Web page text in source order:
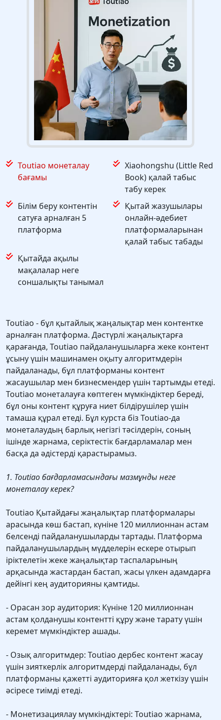
Toutiao монеталау
бағамы
Xiaohongshu (Little Red
Book) қалай табыс
табу керек
Білім беру контентін
сатуға арналған 5
платформа
Қытай жазушылары
онлайн-әдебиет
платформаларынан
қалай табыс табады
Қытайда ақылы
мақалалар неге
соншалықты танымал
Toutiao - бұл қытайлық жаңалықтар мен контентке
арналған платформа. Дәстүрлі жаңалықтарға
қарағанда, Toutiao пайдаланушыларға жеке контент
ұсыну үшін машинамен оқыту алгоритмдерін
пайдаланады, бұл платформаны контент
жасаушылар мен бизнесмендер үшін тартымды етеді.
Toutiao монеталауға көптеген мүмкіндіктер береді,
бұл оны контент құруға ниет білдірушілер үшін
тамаша құрал етеді. Бұл курста біз Toutiao-да
монеталаудың барлық негізгі тәсілдерін, соның
ішінде жарнама, серіктестік бағдарламалар мен
басқа да әдістерді қарастырамыз.
1. Toutiao бағдарламасындағы мазмұнды неге
монеталау керек?
Toutiao Қытайдағы жаңалықтар платформалары
арасында көш бастап, күніне 120 миллионнан астам
белсенді пайдаланушыларды тартады. Платформа
пайдаланушылардың мүдделерін ескере отырып
іріктелетін жеке жаңалықтар таспаларының
арқасында жастардан бастап, жасы үлкен адамдарға
дейінгі кең аудиторияны қамтиды.
- Орасан зор аудитория: Күніне 120 миллионнан
астам қолданушы контентті құру және тарату үшін
керемет мүмкіндіктер ашады.
- Озық алгоритмдер: Toutiao дербес контент жасау
үшін зияткерлік алгоритмдерді пайдаланады, бұл
платформаны қажетті аудиторияға қол жеткізу үшін
әсіресе тиімді етеді.
- Монетизациялау мүмкіндіктері: Toutiao жарнама,